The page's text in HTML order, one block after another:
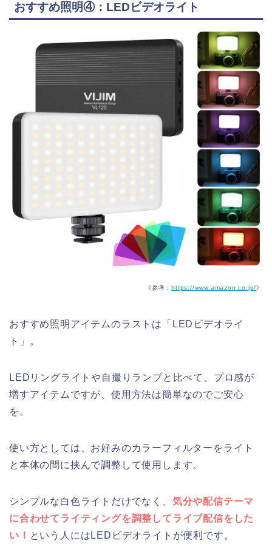
おすすめ照明④：LEDビデオライト
《参考：https://www.amazon.co.jp/》
おすすめ照明アイテムのラストは「LEDビデオライ
ト」。
LEDリングライトや自撮りランプと比べて、プロ感が
増すアイテムですが、使用方法は簡単なのでご安心
を。
使い方としては、お好みのカラーフィルターをライト
と本体の間に挟んで調整して使用します。
シンプルな白色ライトだけでなく、 気分や配信テーマ
に合わせてライティングを調整してライブ配信をした
い！ という人にはLEDビデオライトが便利です。